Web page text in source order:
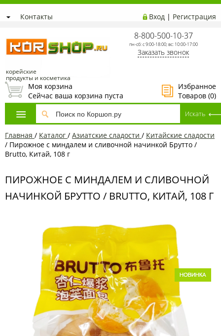
Контакты Вход | Регистрация
корейские
продукты и косметика
8-800-500-10-37
пн-сб: с 9:00-18:00; вс: 10:00-17:00
Заказать звонок
Избранное
Товаров (0)
Моя корзина
Сейчас ваша корзина пуста
Главная / Каталог / Азиатcкие сладости / Китайские сладости
/ Пирожное с миндалем и сливочной начинкой Брутто /
Brutto, Китай, 108 г
ПИРОЖНОЕ С МИНДАЛЕМ И СЛИВОЧНОЙ
НАЧИНКОЙ БРУТТО / BRUTTO, КИТАЙ, 108 Г